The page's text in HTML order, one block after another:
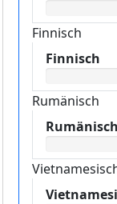
Finnisch
Finnisch
Rumänisch
Rumänisch